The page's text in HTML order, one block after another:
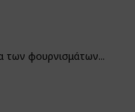
των φουρνισμάτων...